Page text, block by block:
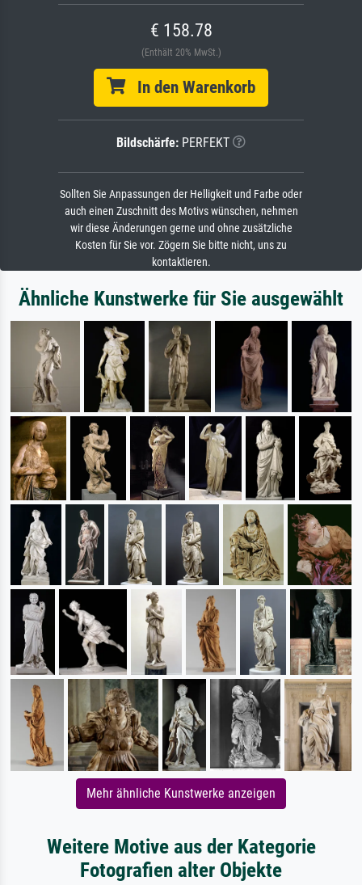
€ 158.78
(Enthält 20% MwSt.)
In den Warenkorb
Bildschärfe: PERFEKT
Sollten Sie Anpassungen der Helligkeit und Farbe oder
auch einen Zuschnitt des Motivs wünschen, nehmen
wir diese Änderungen gerne und ohne zusätzliche
Kosten für Sie vor. Zögern Sie bitte nicht, uns zu
kontaktieren.
Ähnliche Kunstwerke für Sie ausgewählt
Mehr ähnliche Kunstwerke anzeigen
Weitere Motive aus der Kategorie
Fotografien alter Objekte